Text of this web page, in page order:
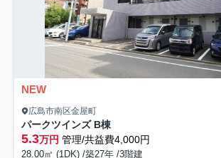
NEW
広島市南区金屋町
パークツインズ B棟
5.3万円 管理/共益費4,000円
28.00㎡ (1DK) /築27年 /3階建